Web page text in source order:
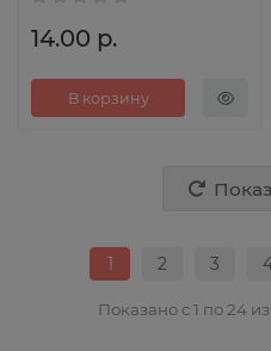
14.00 р.
В корзину
1 2 3
Показано с 1 по 24